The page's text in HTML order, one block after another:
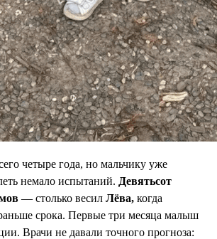
четыре года, но мальчику уже
немало испытаний. Девятьсот
— столько весил Лёва, когда
срока. Первые три месяца малыш
Врачи не давали точного прогноза: